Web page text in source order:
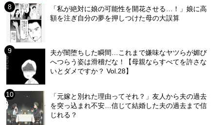
「私が絶対に娘の可能性を開花させる…！」娘に高
額を注ぎ自分の夢を押しつけた母の大誤算
夫が闇堕ちした瞬間…これまで嫌味なヤツらが媚び
へつらう姿は滑稽だな！【母親ならすべてを許さな
いとダメですか？ Vol.28】
「元嫁と別れた理由ってそれ？」友人から夫の過去
を突っ込まれ不安…信じて結婚した夫の過去まで信
じれる？